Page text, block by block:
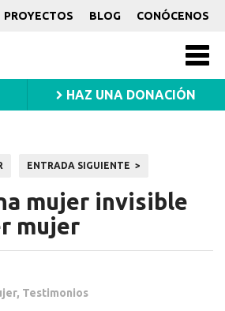
PROYECTOS BLOG CONÓCENOS
HAZ UNA DONACIÓN
ENTRADA SIGUIENTE
mujer invisible
mujer
, Testimonios